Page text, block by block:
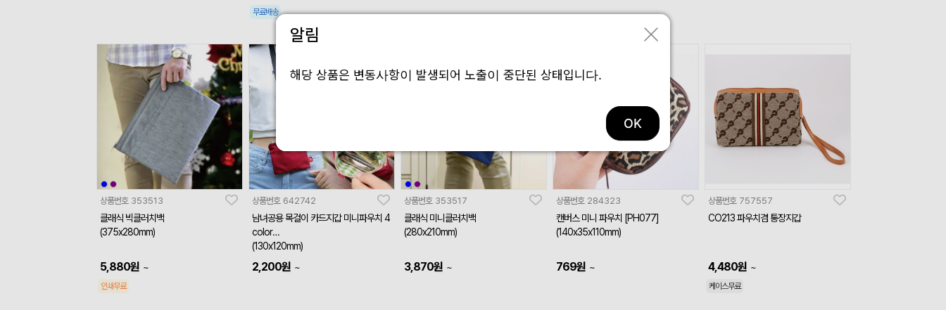
무료배송
상품번호 353513
클래식 빅클러치백
(375x280mm)
5,880원 ~
인쇄무료
상품번호 642742
남녀공용 목걸이 카드지갑 미니파우치 4
color
(130x120mm)
2,200원 ~
상품번호 353517
클래식 미니클러치백
(280x210mm)
3,870원 ~
상품번호 284323
캔버스 미니 파우치 [PH077]
(140x35x110mm)
769원 ~
상품번호 757557
CO213 파우치겸 통장지갑
4,480원 ~
케이스무료
알림
해당 상품은 변동사항이 발생되어 노출이 중단된 상태입니다.
OK